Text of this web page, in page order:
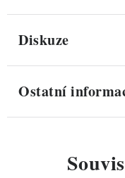
Diskuze
Ostatní